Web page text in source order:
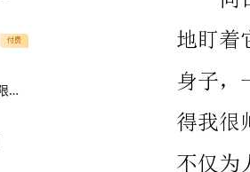
付费
通发（河北）供应链管理有限公司介绍企业发展分析报告